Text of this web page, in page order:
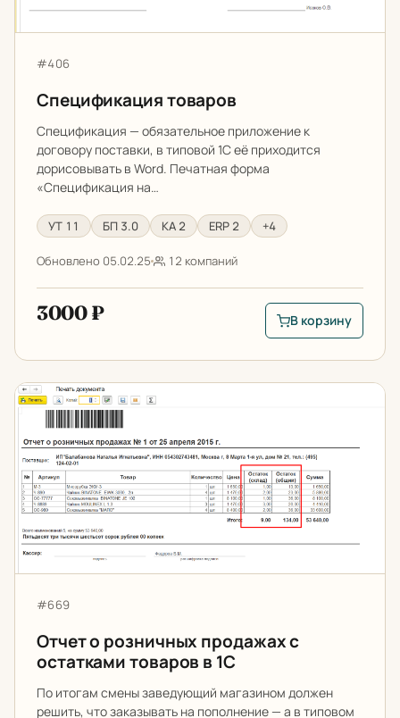
Артикул:
#406
Спецификация товаров
Спецификация — обязательное приложение к
договору поставки, в типовой 1С её приходится
дорисовывать в Word. Печатная форма
«Спецификация на…
УТ 11 БП 3.0 КА 2 ERP 2 +4
Обновлено 05.02.25 12 компаний
3000 ₽
В корзину:
В корзину
Отчет о розничных продажах с остатками товаров в
Артикул:
#669
Отчет о розничных продажах с
остатками товаров в 1С
По итогам смены заведующий магазином должен
решить, что заказывать на пополнение — а в типовом